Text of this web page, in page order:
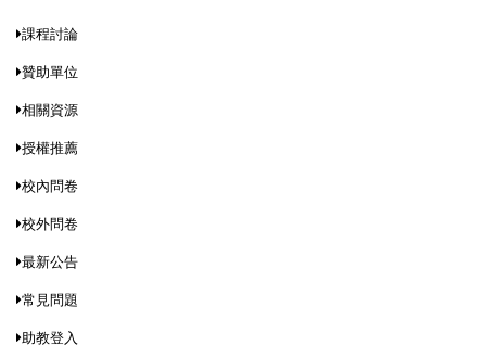
課程討論
贊助單位
相關資源
授權推薦
校內問卷
校外問卷
最新公告
常見問題
助教登入